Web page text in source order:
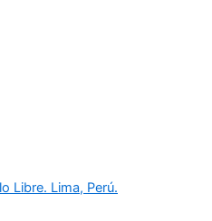
Libre. Lima, Perú.